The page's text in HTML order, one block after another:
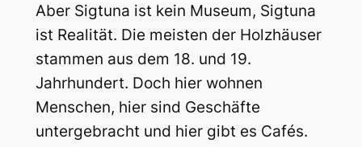
Aber Sigtuna ist kein Museum, Sigtuna
ist Realität. Die meisten der Holzhäuser
stammen aus dem 18. und 19.
Jahrhundert. Doch hier wohnen
Menschen, hier sind Geschäfte
untergebracht und hier gibt es Cafés.